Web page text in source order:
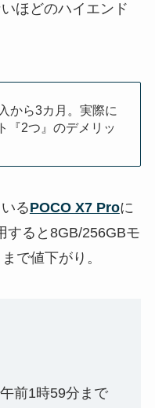
ほどのハイエンド
から3カ月。実際に
『2つ』のデメリッ
るPOCO X7 Proに
すると8GB/256GBモ
まで値下がり。
前1時59分まで